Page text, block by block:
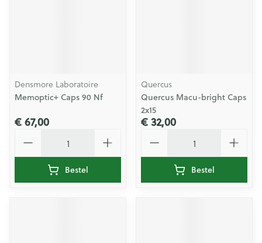
Densmore Laboratoire
Memoptic+ Caps 90 Nf
€ 67,00
Bestel
Quercus
Quercus Macu-bright Caps
2x15
€ 32,00
Bestel